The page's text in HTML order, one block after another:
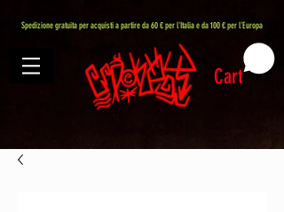
Spedizione gratuita per acquisti a partire da 60 € per l'Italia e da 100 € per l'Europa
Cart